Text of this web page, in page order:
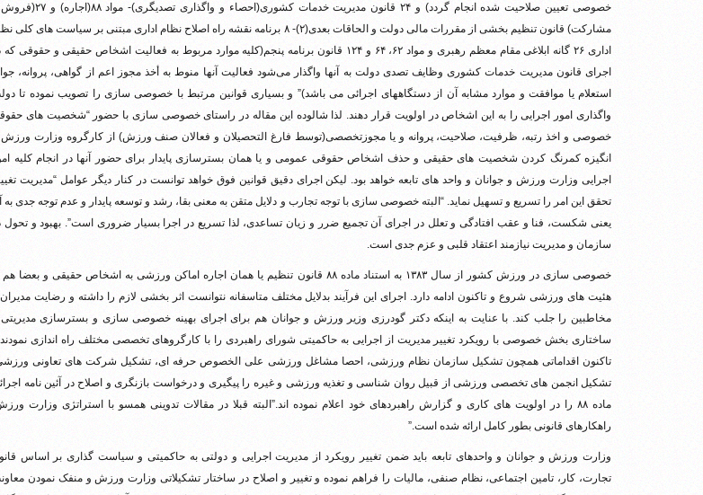
خصوصی تعیین صلاحیت شده انجام گردد) و ۲۴ قانون مدیریت خدمات کشوری(احصاء و واگذاری
مشارکت) قانون تنظیم بخشی از مقررات مالی دولت و الحاقات بعدی(۲)- ۸ برنامه نقشه راه اصلاح نظام اداری مبتنی بر سیاست های کلی
اداری ۲۶ گانه ابلاغی مقام معظم رهبری و مواد ۶۲، ۶۴ و ۱۲۴ قانون برنامه پنجم(کلیه موارد مربوط به فعالیت اشخاص حقیقی و حقوقی
اجرای قانون مدیریت خدمات کشوری وظایف تصدی دولت به آنها واگذار می‌شود فعالیت آنها منوط به أخذ مجوز اعم از گواهی، پروانه،
استعلام یا موافقت و موارد مشابه آن از دستگاههای اجرائی می باشد)” و بسیاری قوانین مرتبط با خصوصی سازی را تصویب نموده تا
واگذاری امور اجرایی را به این اشخاص در اولویت قرار دهند. لذا شالوده این مقاله در راستای خصوصی سازی با حضور “شخصیت های
خصوصی و اخذ رتبه، ظرفیت، صلاحیت، پروانه و یا مجوزتخصصی(توسط فارغ التحصیلان و فعالان صنف ورزش) از کارگروه وزارت ورزش
انگیزه کمرنگ کردن شخصیت های حقیقی و حذف اشخاص حقوقی عمومی و یا همان بسترسازی پایدار برای حضور آنها در انجام کلیه
اجرایی وزارت ورزش و جوانان و واحد های تابعه خواهد بود. لیکن اجرای دقیق قوانین فوق خواهد توانست در کنار دیگر عوامل “مدیریت
تحقق این امر را تسریع و تسهیل نماید. “البته خصوصی سازی با توجه تجارب و دلایل متقن به معنی بقا، رشد و توسعه پایدار و عدم توجه جدی به
یعنی شکست، فنا و عقب افتادگی و تعلل در اجرای آن تجمیع ضرر و زیان تساعدی، لذا تسریع در اجرا بسیار ضروری است”. بهبود و تحول
سازمان و مدیریت نیازمند اعتقاد قلبی و عزم جدی است.
خصوصی سازی در ورزش کشور از سال ۱۳۸۳ به استناد ماده ۸۸ قانون تنظیم یا همان اجاره اماکن ورزشی به اشخاص حقیقی و بعضا
هئیت های ورزشی شروع و تاکنون ادامه دارد. اجرای این فرآیند بدلایل مختلف متاسفانه نتوانست اثر بخشی لازم را داشته و رضایت
مخاطبین را جلب کند. با عنایت به اینکه دکتر گودرزی وزیر ورزش و جوانان هم برای اجرای بهینه خصوصی سازی و بسترسازی
ساختاری بخش خصوصی با رویکرد تغییر مدیریت از اجرایی به حاکمیتی شورای راهبردی را با کارگروهای تخصصی مختلف راه اندازی
تاکنون اقداماتی همچون تشکیل سازمان نظام ورزشی، احصا مشاغل ورزشی علی الخصوص حرفه ای، تشکیل شرکت های تعاونی
تشکیل انجمن های تخصصی ورزشی از قبیل روان شناسی و تغذیه ورزشی و غیره را پیگیری و درخواست بازنگری و اصلاح در آئین نامه
ماده ۸۸ را در اولویت های کاری و گزارش راهبردهای خود اعلام نموده اند.”البته قبلا در مقالات تدوینی همسو با استراتژی وزارت
راهکارهای قانونی بطور کامل ارائه شده است.”
وزارت ورزش و جوانان و واحدهای تابعه باید ضمن تغییر رویکرد از مدیریت اجرایی و دولتی به حاکمیتی و سیاست گذاری بر اساس
تجارت، کار، تامین اجتماعی، نظام صنفی، مالیات را فراهم نموده و تغییر و اصلاح در ساختار تشکیلاتی وزارت ورزش و منفک نمودن